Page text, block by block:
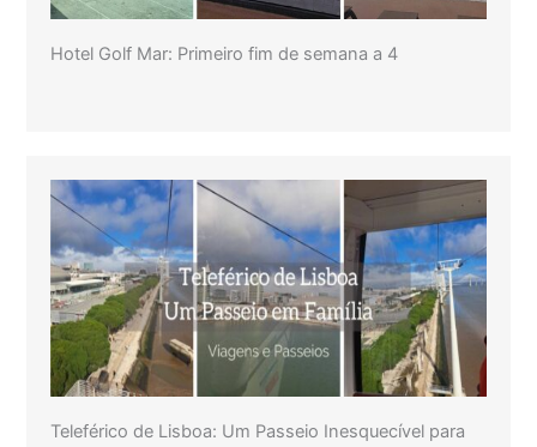
Hotel Golf Mar: Primeiro fim de semana a 4
Teleférico de Lisboa: Um Passeio Inesquecível para